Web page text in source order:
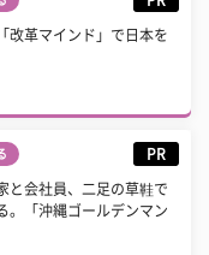
改革マインド」で日本を
PR
と会社員、二足の草鞋で
。「沖縄ゴールデンマン